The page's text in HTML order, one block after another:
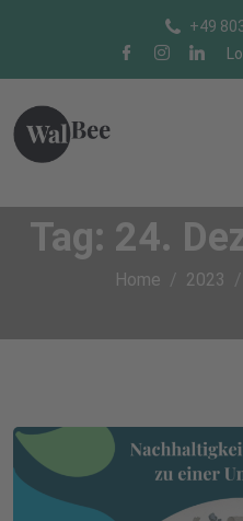
+49
Tag: 24.
Home 2023